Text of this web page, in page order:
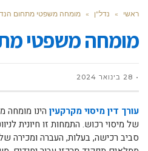
ראשי » נדל"ן » מומחה משפטי מתחום
מומחה משפטי
28 בינואר 2024
עורך דין מיסוי מקרקעין הינו
של מיסוי רכוש. התמחות זו חיונית
סביב רכישה, בעלות, העברה ומכירה